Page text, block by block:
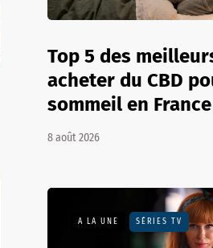
Top 5 des
acheter du CBD
sommeil en France
8 août 2026
A LA UNE SÉRIES TV